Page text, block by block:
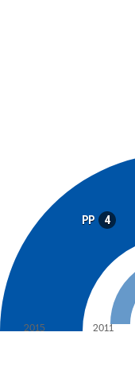
PP 4
2015 2011